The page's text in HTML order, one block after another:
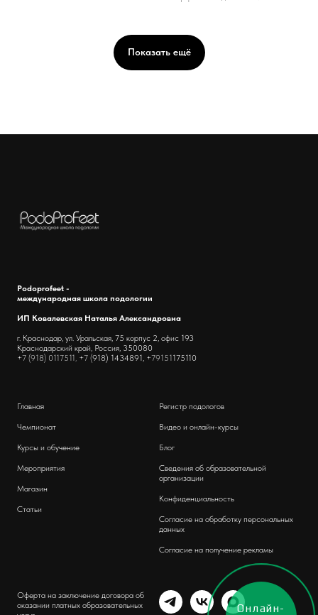
Показать ещё
Podoprofeet -
международная школа подологии
ИП Ковалевская Наталья Александровна
г. Краснодар, ул. Уральская, 75 корпус 2, офис 193
Краснодарский край, Россия, 350080
+7 (918) 0117511, +7 (918) 1434891, +79151175110
Главная
Чемпионат
Курсы и обучение
Мероприятия
Магазин
Статьи
Регистр подологов
Видео и онлайн-курсы
Блог
Сведения об образовательной
организации
Конфиденциальность
Согласие на обработку персональных
данных
Согласие на получение рекламы
Оферта на заключение договора об
оказании платных образовательных
Онлайн-